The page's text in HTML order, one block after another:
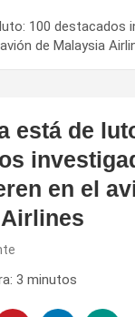
100 destacados
de Malaysia
está de
en el
3 minutos